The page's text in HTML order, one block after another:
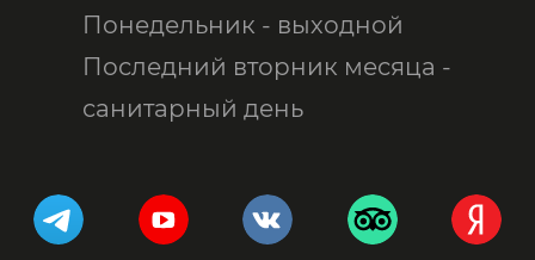
Понедельник - выходной
Последний вторник месяца -
санитарный день